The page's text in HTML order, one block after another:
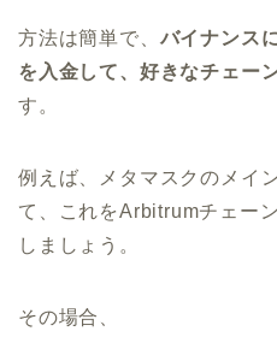
方法は簡単で、 バイナンス
を入金して、好きなチェー
す。
例えば、メタマスクのメイ
て、これをArbitrumチェー
しましょう。
その場合、